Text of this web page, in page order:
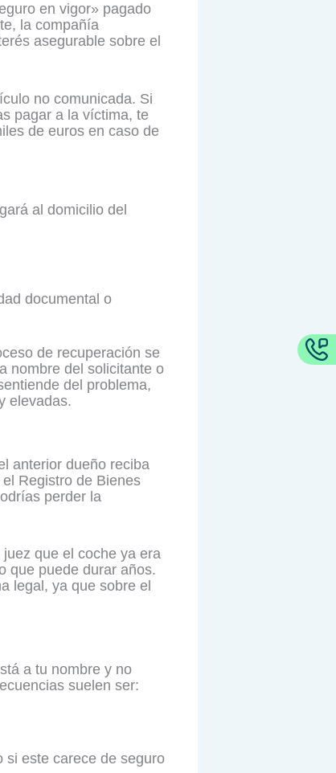
en vigor» pagado
la compañía
asegurable sobre el
no comunicada. Si
pagar a la víctima, te
de euros en caso de
al domicilio del
documental o
de recuperación se
nombre del solicitante o
del problema,
elevadas.
anterior dueño reciba
Registro de Bienes
perder la
que el coche ya era
que puede durar años.
legal, ya que sobre el
a tu nombre y no
suelen ser:
si este carece de seguro